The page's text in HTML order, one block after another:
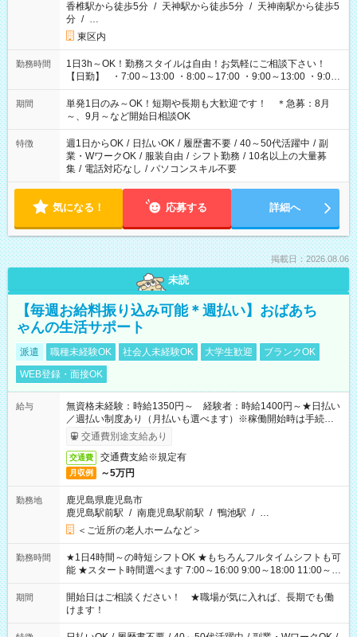
香椎駅から徒歩5分 / 天神駅から徒歩5分 / 天神南駅から徒歩5
分 / …
東区内
勤務時間
1日3h～OK！勤務スタイルは自由！お気軽にご相談下さい！
【日勤】 ・7:00～13:00 ・8:00～17:00 ・9:00～13:00 ・9:00
～18:00 ・10:00～19:00 ・13:00～18:00 ・15:00～20:00 ・
16:00～19:00 【夜勤】 ・17:00～21:00 ・18:00～23:00 ・
21:00～翌6:00 ・23:00～翌8:00 など（他時間多数あり！）
期間
単発1日のみ～OK！短期や長期も大歓迎です！ ＊急募：8月
～、9月～など開始日相談OK
特徴 週1日からOK / 日払いOK / 履歴書不要 / 40～50代活躍中 / 副
業・WワークOK / 服装自由 / シフト勤務 / 10名以上の大量募
集 / 電話対応なし / パソコンスキル不要
気になる！ 応募する 詳細へ
掲載日：2026.08.06
未読
【毎週お給料振り込み可能＊週払い】おばあち
ゃんの生活サポート
派遣 職種未経験OK 社会人未経験OK 大学生歓迎
ブランクOK
WEB登録・面接OK
給与
無資格未経験：時給1350円～ 経験者：時給1400円～★日払い
／週払い制度あり（月払いも選べます）※稼働開始時は手続き完
了次第のお支払いとなります。
交通費別途支給あり
交通費 交通費支給※規定有
月収例 ～5万円
勤務地
鹿児島県鹿児島市
鹿児島駅前駅 / 南鹿児島駅前駅 / 鴨池駅 / …
＜ご近所の老人ホームなど＞
勤務時間
★1日4時間～の時短シフトOK ★もちろんフルタイムシフトも可
能 ★スタート時間選べます 7:00～16:00 9:00～18:00 11:00～
20:00 など 残業なし！ ※Wワークの場合、他のお仕事と合わせ
週40時間超の就業はご案内できません ※法令に基づき、週20時
間以上勤務は社会保険への加入対象となります ※労働者派遣法
（日雇い派遣の原則禁止）により、短時間・短期間の就業はご
案内が難しい場合があります
期間
開始日はご相談ください！ ★職場が気に入れば、長期でも働
けます！